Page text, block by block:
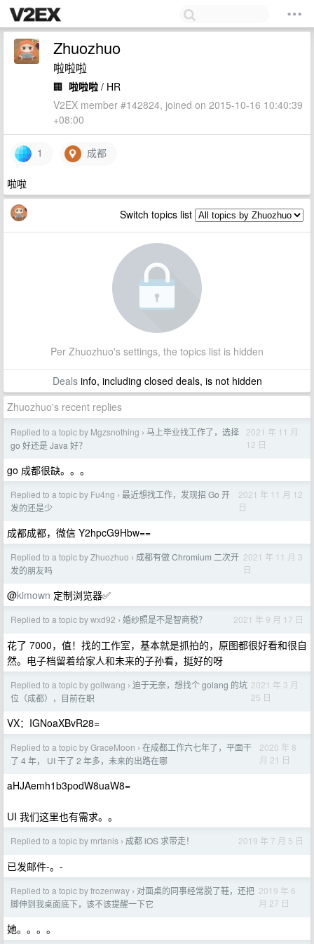
Zhuozhuo
啦啦啦
🏢 啦啦啦 / HR
V2EX member #142824, joined on 2015-10-16 10:40:39
+08:00
1 成都
啦啦
Switch topics list
Per Zhuozhuo's settings, the topics list is hidden
Dealsinfo, including closed deals, is not hidden
Zhuozhuo's recent replies
Replied to a topic by Mgzsnothing › 马上毕业找工作了，选择
go 好还是 Java 好？
2021 年 11 月
12 日
go 成都很缺。。。
Replied to a topic by Fu4ng › 最近想找工作，发现招 Go 开
发的还是少
2021 年 11 月 12
日
成都成都，微信 Y2hpcG9Hbw==
Replied to a topic by Zhuozhuo › 成都有做 Chromium 二次开
发的朋友吗
2021 年 11 月 3
日
@kimown 定制浏览器✅
Replied to a topic by wxd92 › 婚纱照是不是智商税？ 2021 年 9 月 17 日
花了 7000，值！找的工作室，基本就是抓拍的，原图都很好看和很自
然。电子档留着给家人和未来的子孙看，挺好的呀
Replied to a topic by gollwang › 迫于无奈，想找个 golang 的坑
位（成都），目前在职
2021 年 3 月
25 日
VX：IGNoaXBvR28=
Replied to a topic by GraceMoon › 在成都工作六七年了，平面干
了 4 年， UI 干了 2 年多，未来的出路在哪
2020 年 8
月 21 日
aHJAemh1b3podW8uaW8=
UI 我们这里也有需求。。
Replied to a topic by mrtanis › 成都 iOS 求带走！ 2019 年 7 月 5 日
已发邮件-。-
Replied to a topic by frozenway › 对面桌的同事经常脱了鞋，还把
脚伸到我桌面底下，该不该提醒一下它
2019 年 6
月 27 日
她。。。。